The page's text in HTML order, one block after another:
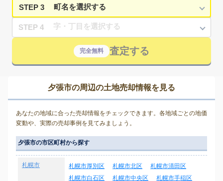
STEP 3
STEP 4
完全無料 査定する
夕張市の周辺の土地売却情報を見る
あなたの地域に合った売却情報をチェックできます。各地域ごとの地価
変動や、実際の売却事例を見てみましょう。
夕張市の市区町村から探す
札幌市 札幌市厚別区 札幌市北区
札幌市清田区
札幌市白石区
札幌市中央区
札幌市手稲区